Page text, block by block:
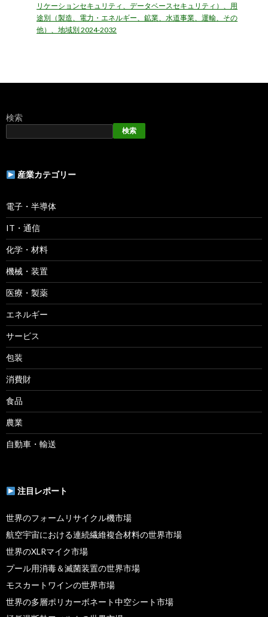
リケーションセキュリティ、データベースセキュリティ）、用
途別（製造、電力・エネルギー、鉱業、水道事業、運輸、その
他）、地域別 2024-2032
検索
検索
産業カテゴリー
電子・半導体
IT・通信
化学・材料
機械・装置
医療・製薬
エネルギー
サービス
包装
消費財
食品
農業
自動車・輸送
注目レポート
世界のフォームリサイクル機市場
航空宇宙における連続繊維複合材料の世界市場
世界のXLRマイク市場
プール用消毒＆滅菌装置の世界市場
モスカートワインの世界市場
世界の多層ポリカーボネート中空シート市場